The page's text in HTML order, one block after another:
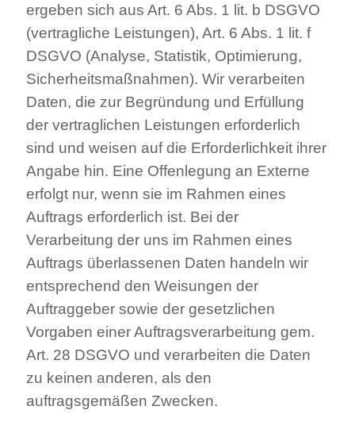
ergeben sich aus Art. 6 Abs. 1 lit. b DSGVO
(vertragliche Leistungen), Art. 6 Abs. 1 lit. f
DSGVO (Analyse, Statistik, Optimierung,
Sicherheitsmaßnahmen). Wir verarbeiten
Daten, die zur Begründung und Erfüllung
der vertraglichen Leistungen erforderlich
sind und weisen auf die Erforderlichkeit ihrer
Angabe hin. Eine Offenlegung an Externe
erfolgt nur, wenn sie im Rahmen eines
Auftrags erforderlich ist. Bei der
Verarbeitung der uns im Rahmen eines
Auftrags überlassenen Daten handeln wir
entsprechend den Weisungen der
Auftraggeber sowie der gesetzlichen
Vorgaben einer Auftragsverarbeitung gem.
Art. 28 DSGVO und verarbeiten die Daten
zu keinen anderen, als den
auftragsgemäßen Zwecken.